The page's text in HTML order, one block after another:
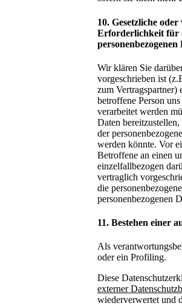
10. Gesetzliche
Erforderlichkeit für
Wir klären Sie
vorgeschrieben ist
zum Vertragspartner)
betroffene Person
verarbeitet werden
Daten
der
werden könnte. Vor
Betroffene an einen
einzelfallbezogen
vertraglich
die
personenbezogenen
11. Bestehen einer
Als
oder ein Profiling.
Diese
externer
wiederverwertet und